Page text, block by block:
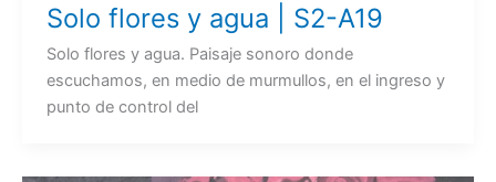
Solo flores y agua | S2-A19
Solo flores y agua. Paisaje sonoro donde
escuchamos, en medio de murmullos, en el ingreso y
punto de control del